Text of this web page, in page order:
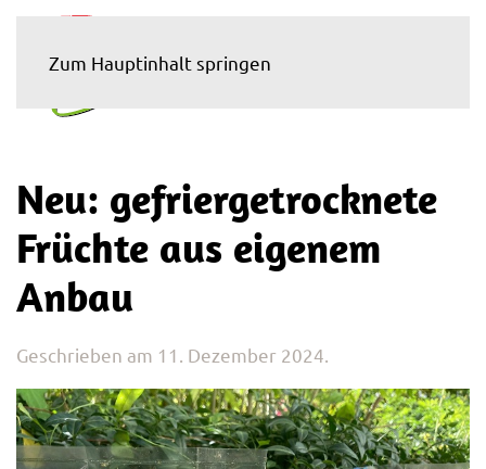
Zum Hauptinhalt springen
Neu: gefriergetrocknete
Früchte aus eigenem
Anbau
Geschrieben am 11. Dezember 2024